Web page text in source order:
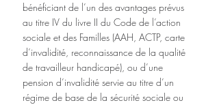
bénéficiant de l’un des avantages prévus
au titre IV du livre II du Code de l’action
sociale et des Familles (AAH, ACTP, carte
d’invalidité, reconnaissance de la qualité
de travailleur handicapé), ou d’une
pension d’invalidité servie au titre d’un
régime de base de la sécurité sociale ou